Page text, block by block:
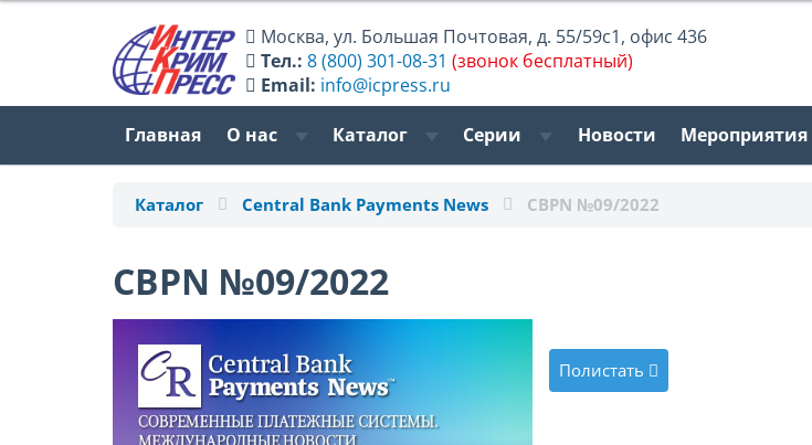
Москва,ул. Большая Почтовая, д. 55/59с1, офис 436
Тел.: 8 (800) 301-08-31 (звонок бесплатный)
Email: info@icpress.ru
Главная О нас Каталог Серии Новости Мероприятия
Каталог Central Bank Payments News CBPN №09/2022
CBPN №09/2022
Полистать